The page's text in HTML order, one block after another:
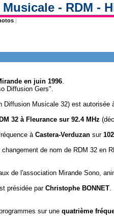
- RDM -
|
en juin 1996.
Diffusion Gers".
Diffusion Musicale 32) est autorisée
32 à Fleurance sur 92.4 MHz
à Castera-Verduzan sur
de nom de RDM 32 en
de l'association Mirande Sono,
présidée par Christophe BONNET.
sur une quatrième